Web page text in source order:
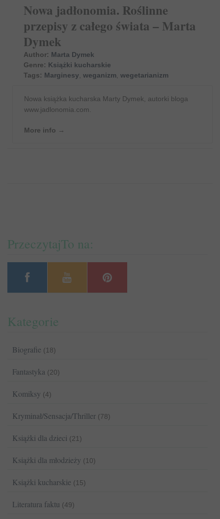
Nowa jadłonomia. Roślinne
przepisy z całego świata – Marta
Dymek
Author: Marta Dymek
Genre: Książki kucharskie
Tags: Marginesy weganizm wegetarianizm
Nowa książka kucharska Marty Dymek, autorki bloga
www.jadlonomia.com.
More info →
PrzeczytajTo na:
Kategorie
Biografie (18)
Fantastyka (20)
Komiksy (4)
Kryminał/Sensacja/Thriller (78)
Książki dla dzieci (21)
Książki dla młodzieży (10)
Książki kucharskie (15)
Literatura faktu (49)